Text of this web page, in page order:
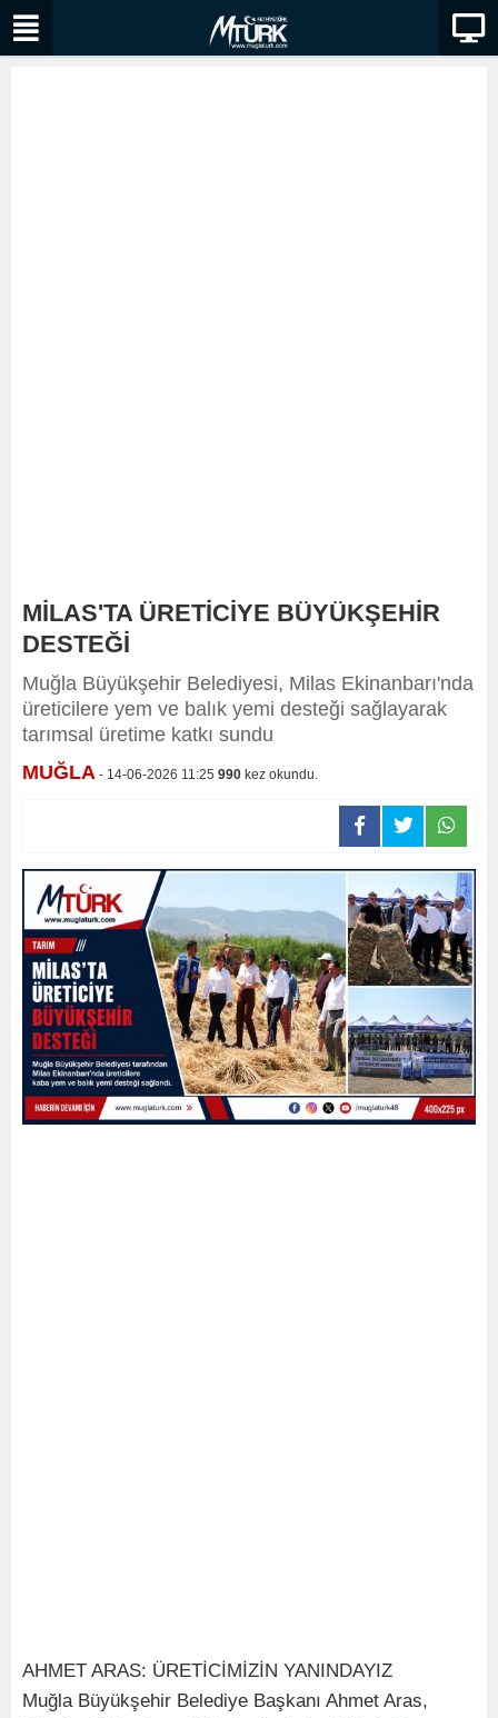
MİLAS'TA ÜRETİCİYE BÜYÜKŞEHİR
DESTEĞİ
Muğla Büyükşehir Belediyesi, Milas Ekinanbarı'nda
üreticilere yem ve balık yemi desteği sağlayarak
tarımsal üretime katkı sundu
MUĞLA - 14-06-2026 11:25 990 kez okundu.
AHMET ARAS: ÜRETİCİMİZİN YANINDAYIZ
Muğla Büyükşehir Belediye Başkanı Ahmet Aras,